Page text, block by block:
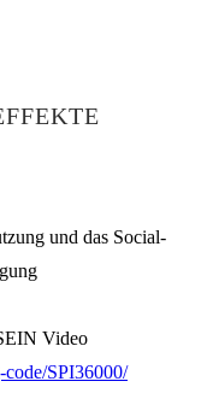
und das Social-
Video
SPI36000/